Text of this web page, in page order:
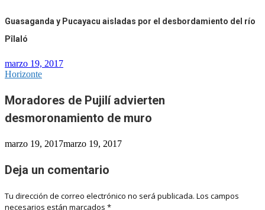
Guasaganda y Pucayacu aisladas por el desbordamiento del río
Pîlaló
marzo 19, 2017
Horizonte
Moradores de Pujilí advierten
desmoronamiento de muro
marzo 19, 2017marzo 19, 2017
Deja un comentario
Tu dirección de correo electrónico no será publicada. Los campos
necesarios están marcados *